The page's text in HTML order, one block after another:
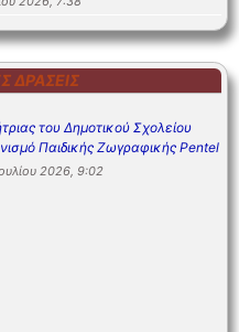
ΔΡΆΣΕΙΣ
του Δημοτικού Σχολείου
Παιδικής Ζωγραφικής Pentel
2026, 9:02